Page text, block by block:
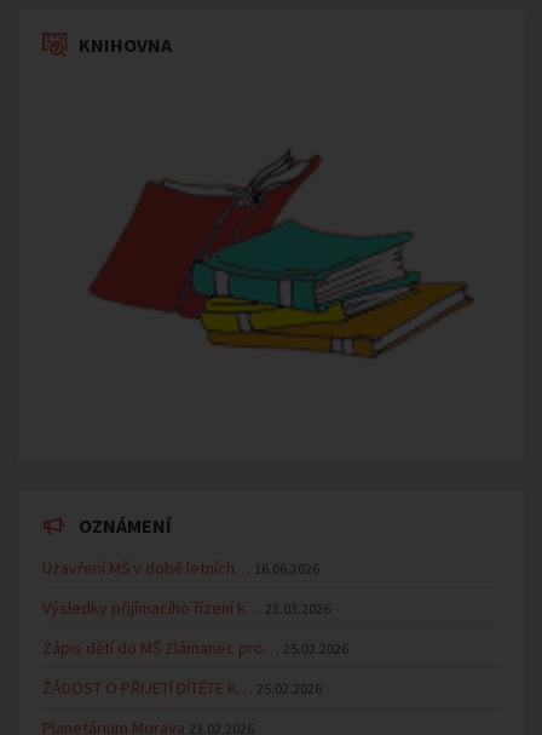
KNIHOVNA
OZNÁMENÍ
Uzavření MŠ v době letních… 16.06.2026
Výsledky přijímacího řízení k… 23.03.2026
Zápis dětí do MŠ Zlámanec pro… 25.02.2026
ŽÁDOST O PŘIJETÍ DÍTĚTE K… 25.02.2026
Planetárium Morava 23.02.2026